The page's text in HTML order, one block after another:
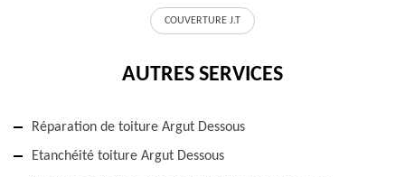
COUVERTURE J.T
AUTRES SERVICES
Réparation de toiture Argut Dessous
Etanchéité toiture Argut Dessous